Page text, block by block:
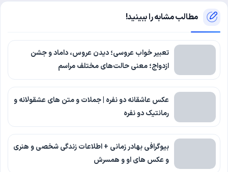
مطالب مشابه را ببینید!
تعبیر خواب عروسی؛ دیدن عروس، داماد و جشن
ازدواج؛ معنی حالت‌های مختلف مراسم
عکس عاشقانه دو نفره | جملات و متن های عشقولانه و
رمانتیک دو نفره
بیوگرافی بهادر زمانی + اطلاعات زندگی شخصی و هنری
و عکس های او و همسرش